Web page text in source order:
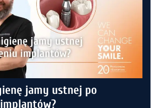
jamy ustnej po